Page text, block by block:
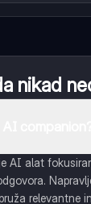
nikad
AI alat
relevantne